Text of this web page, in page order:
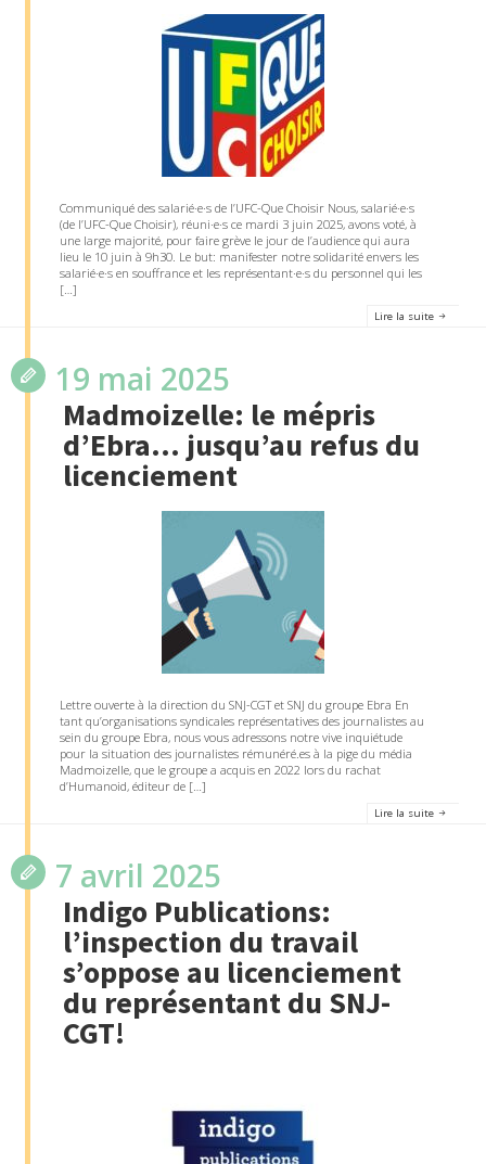
Communiqué des salarié·e·s de l’UFC-Que Choisir Nous, salarié·e·s
(de l’UFC-Que Choisir), réuni·e·s ce mardi 3 juin 2025, avons voté, à
une large majorité, pour faire grève le jour de l’audience qui aura
lieu le 10 juin à 9h30. Le but: manifester notre solidarité envers les
salarié·e·s en souffrance et les représentant·e·s du personnel qui les
[…]
Lire la suite
19 mai 2025
Madmoizelle: le mépris
d’Ebra… jusqu’au refus du
licenciement
Lettre ouverte à la direction du SNJ-CGT et SNJ du groupe Ebra En
tant qu’organisations syndicales représentatives des journalistes au
sein du groupe Ebra, nous vous adressons notre vive inquiétude
pour la situation des journalistes rémunéré.es à la pige du média
Madmoizelle, que le groupe a acquis en 2022 lors du rachat
d’Humanoid, éditeur de […]
Lire la suite
7 avril 2025
Indigo Publications:
l’inspection du travail
s’oppose au licenciement
du représentant du SNJ-
CGT!